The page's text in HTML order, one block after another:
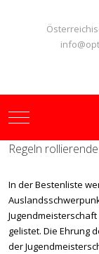
Mobile Menu Toggle
Regeln
In der Bestenliste
gelistet. Die Ehrung
der